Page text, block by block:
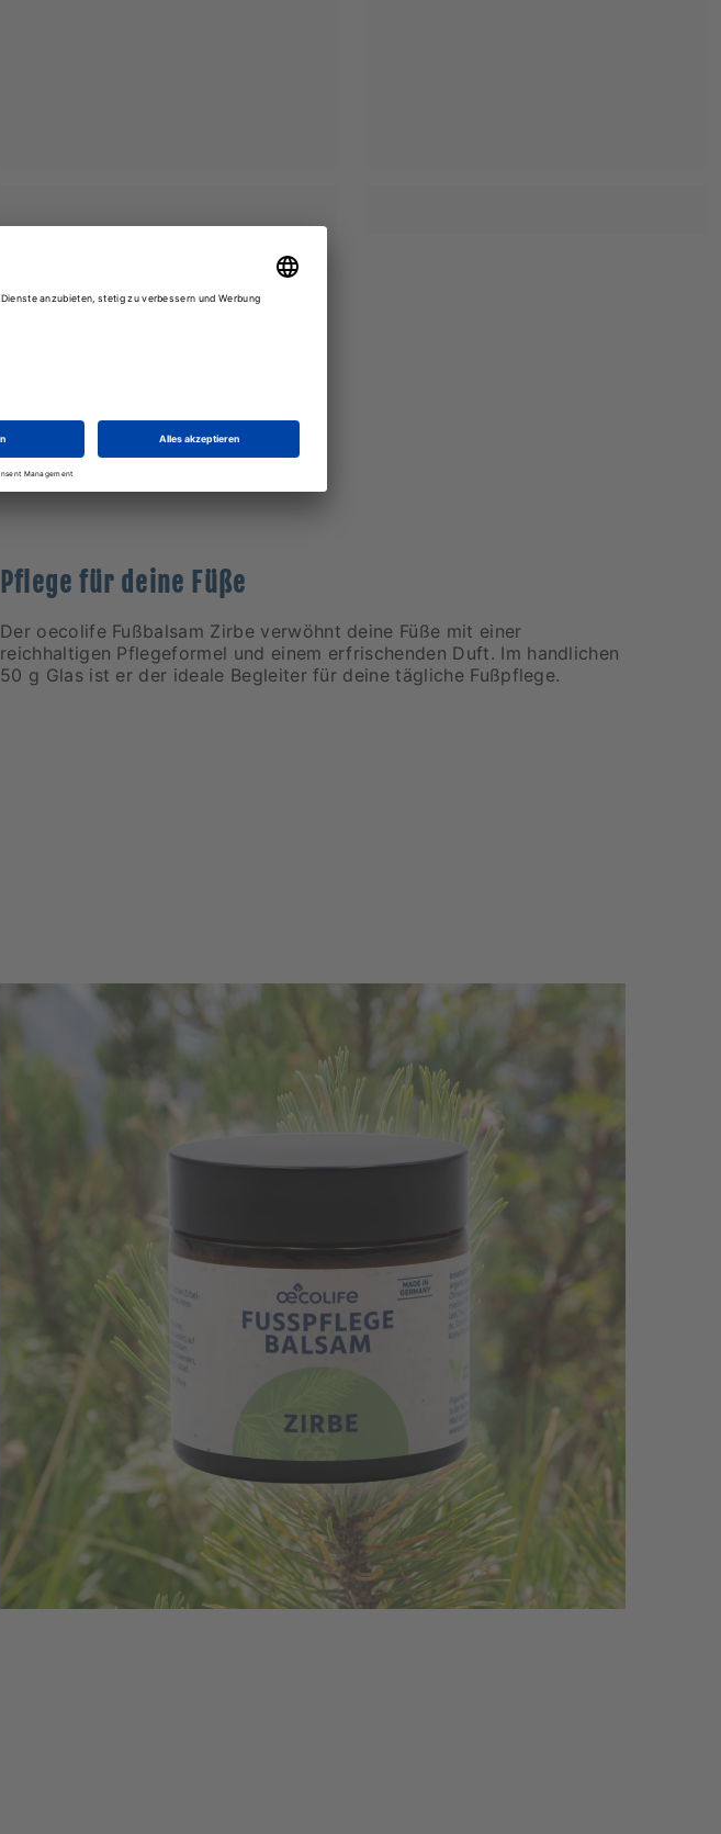
Pflege für deine Füße
Der oecolife Fußbalsam Zirbe verwöhnt deine Füße mit einer
reichhaltigen Pflegeformel und einem erfrischenden Duft. Im handlichen
50 g Glas ist er der ideale Begleiter für deine tägliche Fußpflege.